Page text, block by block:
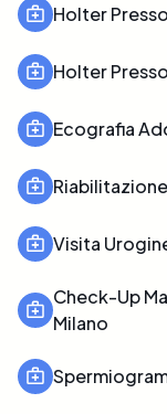
Holter
Holter
Ecografia
Visita
Check-Up
Milano